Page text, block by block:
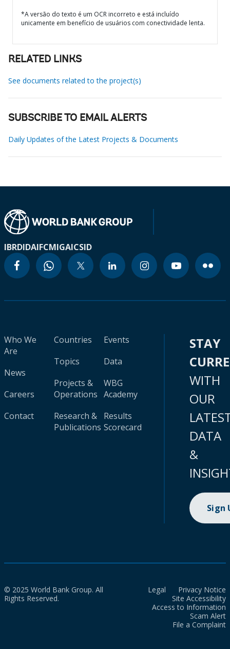
*A versão do texto é um OCR incorreto e está incluído
unicamente em benefício de usuários com conectividade lenta.
RELATED LINKS
See documents related to the project(s)
SUBSCRIBE TO EMAIL ALERTS
Daily Updates of the Latest Projects & Documents
IBRDIDAIFCMIGAICSID
Who We
Are
News
Careers
Contact
Countries
Topics
Projects &
Operations
Research &
Publications
Events
Data
WBG
Academy
Results
Scorecard
STAY
WITH
OUR
DATA
&
Sign
© 2025 World Bank Group. All
Rights Reserved.
Legal
Privacy Notice
Site Accessibility
Access to Information
Scam Alert
File a Complaint